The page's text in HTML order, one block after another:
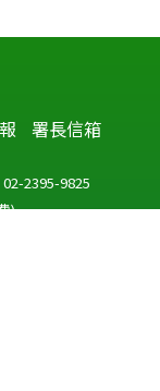
署長信箱
2395-9825
)